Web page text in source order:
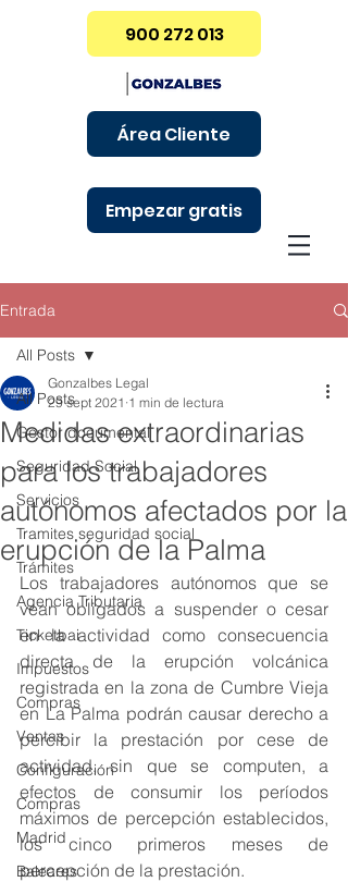
900 272 013
Área Cliente
Empezar gratis
Entrada
All Posts
Gestor documental
Seguridad Social
Servicios
Tramites seguridad social
Trámites
Agencia Tributaria
Ticketbai
Impuestos
Compras
Ventas
Configuración
Compras
Madrid
Baleares
All Posts
Medidas extraordinarias
para los trabajadores
autónomos afectados por la
erupción de la Palma
Gonzalbes Legal
29 sept 2021 1 min de lectura
Los trabajadores autónomos que se
vean obligados a suspender o cesar
en la actividad como consecuencia
directa de la erupción volcánica
registrada en la zona de Cumbre Vieja
en La Palma podrán causar derecho a
percibir la prestación por cese de
actividad, sin que se computen, a
efectos de consumir los períodos
máximos de percepción establecidos,
los cinco primeros meses de
percepción de la prestación.